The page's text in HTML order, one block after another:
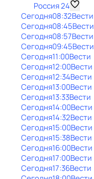
Россия 24
Сегодня08:32Вести
Сегодня08:45Вести
Сегодня08:57Вести
Сегодня09:45Вести
Сегодня11:00Вести
Сегодня12:00Вести
Сегодня12:34Вести
Сегодня13:00Вести
Сегодня13:33Вести
Сегодня14:00Вести
Сегодня14:32Вести
Сегодня15:00Вести
Сегодня15:38Вести
Сегодня16:00Вести
Сегодня17:00Вести
Сегодня17:36Вести